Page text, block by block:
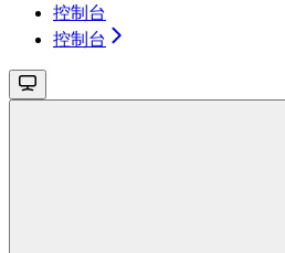
控制台
控制台